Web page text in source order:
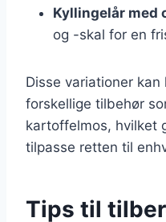
Kyllingelår med
og -skal for en
Disse variationer kan
forskellige tilbehør
kartoffelmos, hvilket
tilpasse retten til
Tips til